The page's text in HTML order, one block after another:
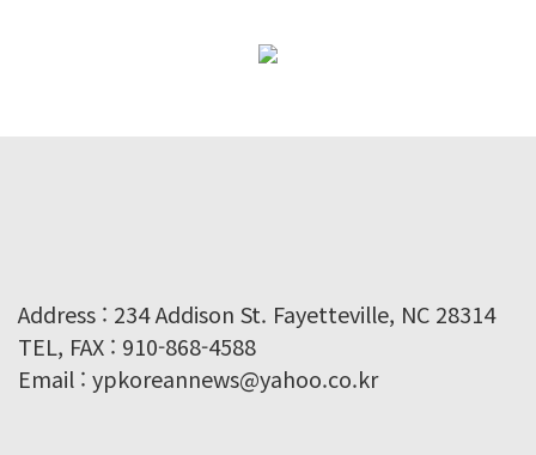
Address : 234 Addison St. Fayetteville, NC 28314
TEL, FAX : 910-868-4588
Email : ypkoreannews@yahoo.co.kr